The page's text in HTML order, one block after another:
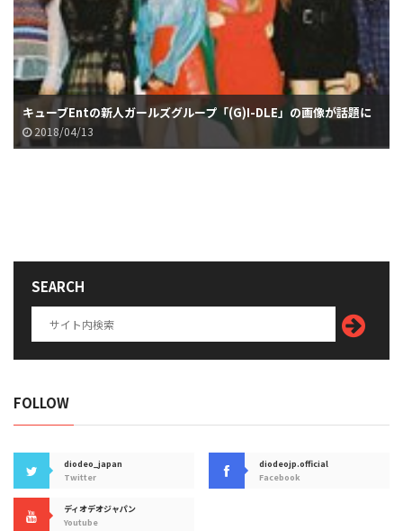
キューブEntの新人ガールズグループ「(G)I-DLE」の画像が話題に
2018/04/13
SEARCH
FOLLOW
diodeo_japan
Twitter
diodeojp.official
Facebook
ディオデオジャパン
Youtube